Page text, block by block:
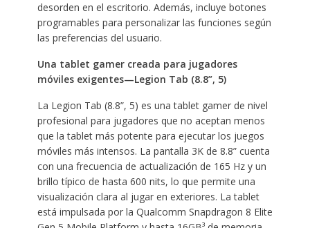
desorden en el escritorio. Además, incluye botones
programables para personalizar las funciones según
las preferencias del usuario.
Una tablet gamer creada para jugadores
móviles exigentes—Legion Tab (8.8”, 5)
La Legion Tab (8.8”, 5) es una tablet gamer de nivel
profesional para jugadores que no aceptan menos
que la tablet más potente para ejecutar los juegos
móviles más intensos. La pantalla 3K de 8.8” cuenta
con una frecuencia de actualización de 165 Hz y un
brillo típico de hasta 600 nits, lo que permite una
visualización clara al jugar en exteriores. La tablet
está impulsada por la Qualcomm Snapdragon 8 Elite